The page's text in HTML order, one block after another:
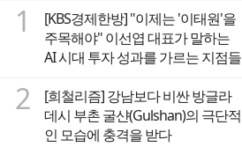
1
[KBS경제한방] "이제는 '이태원'을
주목해야" 이선엽 대표가 말하는
AI 시대 투자 성과를 가르는 지점들
2
[희철리즘] 강남보다 비싼 방글라
데시 부촌 굴샨(Gulshan)의 극단적
인 모습에 충격을 받다